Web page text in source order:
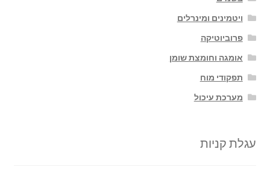
ויטמינים ומינרלים
פרוביוטיקה
אומגה וחומצת שומן
תפקודי מוח
מערכת עיכול
עגלת קניות